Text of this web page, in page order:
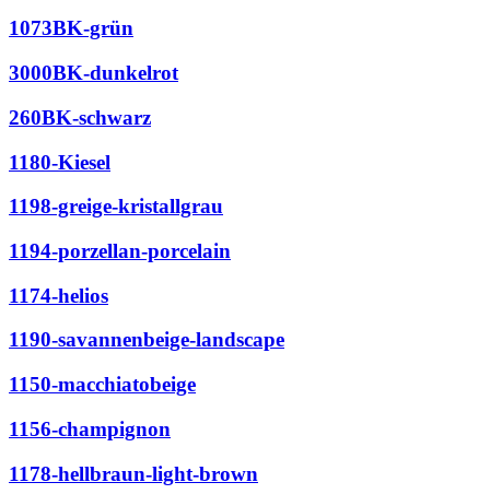
1073BK-grün
3000BK-dunkelrot
260BK-schwarz
1180-Kiesel
1198-greige-kristallgrau
1194-porzellan-porcelain
1174-helios
1190-savannenbeige-landscape
1150-macchiatobeige
1156-champignon
1178-hellbraun-light-brown